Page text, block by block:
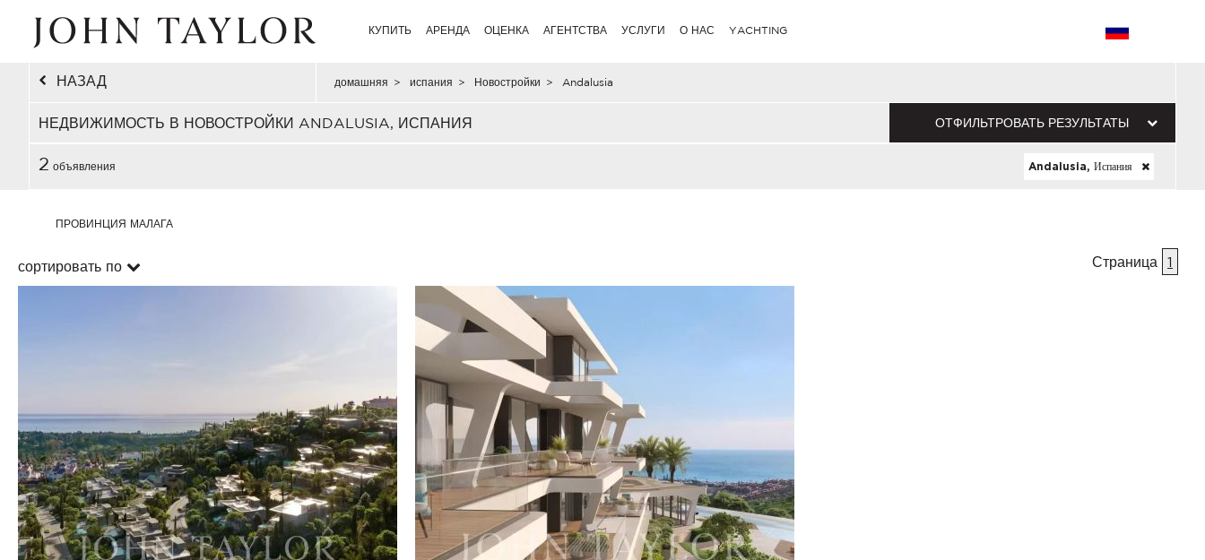
КУПИТЬ АРЕНДА ОЦЕНКА АГЕНТСТВА УСЛУГИ О НАС YACHTING
НАЗАД домашняя > испания > Новостройки > Andalusia
НЕДВИЖИМОСТЬ В НОВОСТРОЙКИ ANDALUSIA, ИСПАНИЯ ОТФИЛЬТРОВАТЬ РЕЗУЛЬТАТЫ
2 объявления Andalusia, Испания
ПРОВИНЦИЯ МАЛАГА
сортировать по Страница 1